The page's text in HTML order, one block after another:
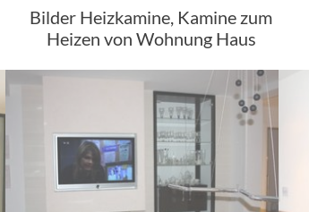
Bilder Heizkamine, Kamine zum
Heizen von Wohnung Haus